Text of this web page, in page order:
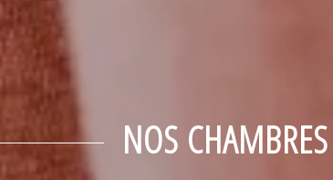
NOS CHAMBRES